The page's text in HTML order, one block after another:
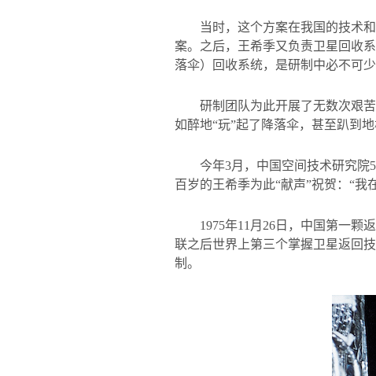
当时，这个方案在我国的技术
案。之后，王希季又负责卫星回收
落伞）回收系统，是研制中必不可少
研制团队为此开展了无数次艰
如醉地“玩”起了降落伞，甚至趴到
今年3月，中国空间技术研究院
百岁的王希季为此“献声”祝贺：“
1975年11 月 26 日，中国第一颗
联之后世界上第三个掌握卫星返回
制。